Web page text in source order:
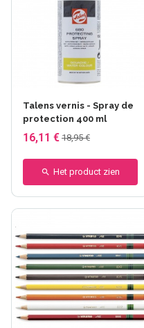
Talens vernis - Spray de
protection 400 ml
16,11 € 18,95 €
Het product zien